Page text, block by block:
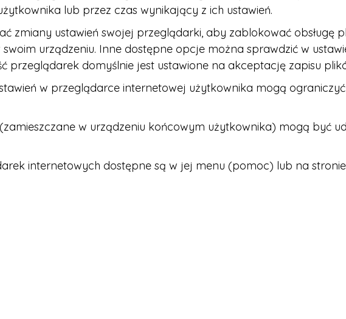
lub przez czas wynikający z ich ustawień.
zmiany ustawień swojej przeglądarki, aby zablokować obsługę
urządzeniu. Inne dostępne opcje można sprawdzić w
przeglądarek domyślnie jest ustawione na akceptację zapisu
w przeglądarce internetowej użytkownika mogą
w urządzeniu końcowym użytkownika) mogą być
internetowych dostępne są w jej menu (pomoc) lub na